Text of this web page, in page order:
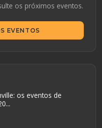
os próximos eventos.
EVENTOS
os eventos de